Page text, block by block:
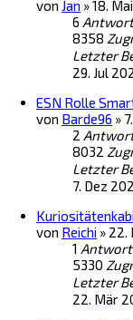
von Jan »18.
6
8358
Letzter
29. Jul
ESN Rolle
von Barde96 »
2
8032
Letzter
7. Dez
von Reichi » 22.
1
5330
Letzter
22. Mär